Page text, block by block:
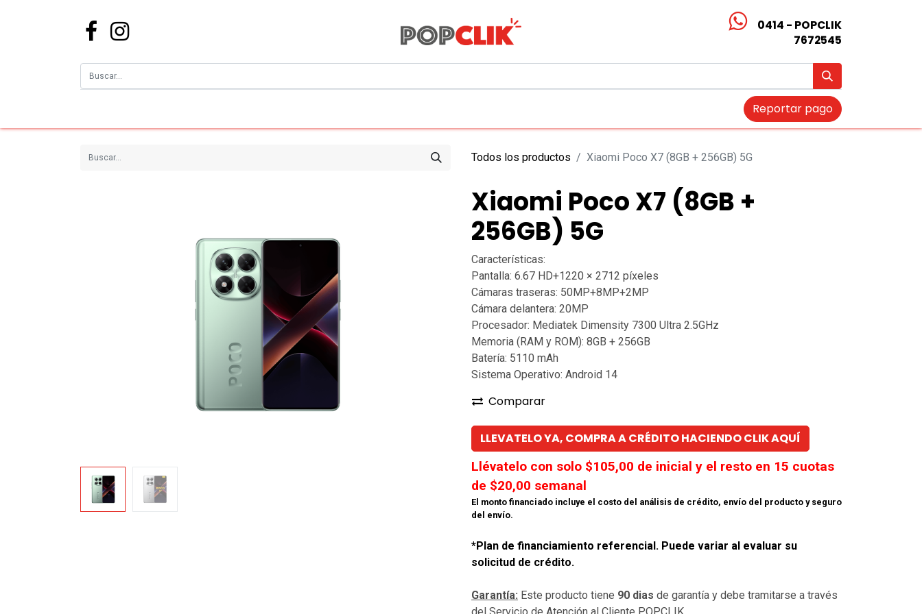
0414 - POPCLIK
7672545
Reportar pago
Todos los productos Xiaomi Poco X7 (8GB + 256GB) 5G
Xiaomi Poco X7 (8GB +
256GB) 5G
Características:
Pantalla: 6.67 HD+1220 × 2712 píxeles
Cámaras traseras: 50MP+8MP+2MP
Cámara delantera: 20MP
Procesador: Mediatek Dimensity 7300 Ultra 2.5GHz
Memoria (RAM y ROM): 8GB + 256GB
Batería: 5110 mAh
Sistema Operativo: Android 14
Comparar
LLEVATELO YA, COMPRA A CRÉDITO HACIENDO CLIK AQUÍ
Llévatelo con solo $105,00 de inicial y el resto en 15 cuotas
de $20,00 semanal
El monto financiado incluye el costo del análisis de crédito, envío del producto y seguro
del envío.
*Plan de financiamiento referencial. Puede variar al evaluar su
solicitud de crédito.
Garantía: Este producto tiene 90 dias de garantía y debe tramitarse a través